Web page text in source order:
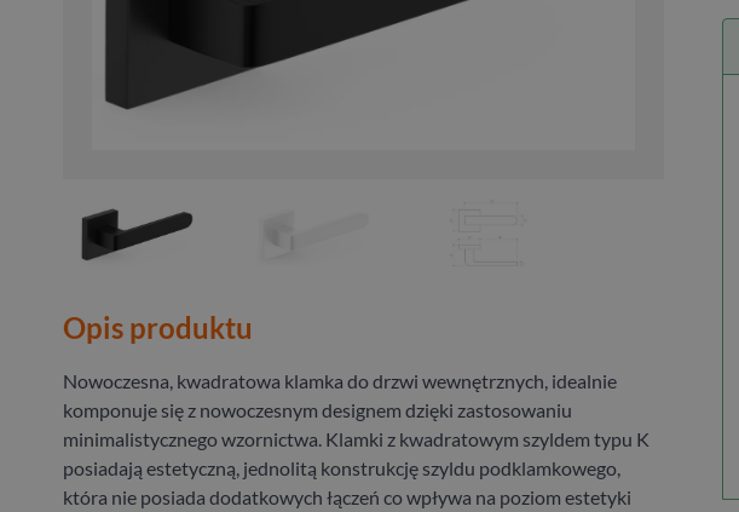
Opis produktu
Nowoczesna, kwadratowa klamka do drzwi wewnętrznych, idealnie
komponuje się z nowoczesnym designem dzięki zastosowaniu
minimalistycznego wzornictwa. Klamki z kwadratowym szyldem typu K
posiadają estetyczną, jednolitą konstrukcję szyldu podklamkowego,
która nie posiada dodatkowych łączeń co wpływa na poziom estetyki